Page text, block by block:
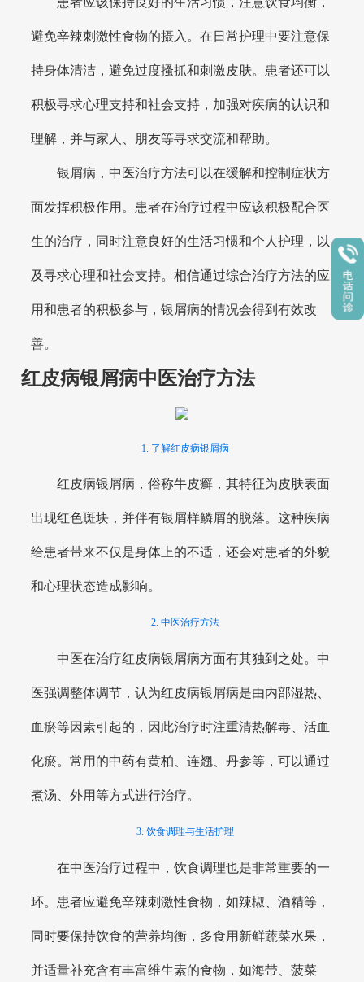
避免辛辣刺激性食物的摄入。在日常护理中要注意保
持身体清洁，避免过度搔抓和刺激皮肤。患者还可以
积极寻求心理支持和社会支持，加强对疾病的认识和
理解，并与家人、朋友等寻求交流和帮助。
银屑病，中医治疗方法可以在缓解和控制症状方
面发挥积极作用。患者在治疗过程中应该积极配合医
生的治疗，同时注意良好的生活习惯和个人护理，以
及寻求心理和社会支持。相信通过综合治疗方法的应
用和患者的积极参与，银屑病的情况会得到有效改
善。
红皮病银屑病中医治疗方法
1. 了解红皮病银屑病
红皮病银屑病，俗称牛皮癣，其特征为皮肤表面
出现红色斑块，并伴有银屑样鳞屑的脱落。这种疾病
给患者带来不仅是身体上的不适，还会对患者的外貌
和心理状态造成影响。
2. 中医治疗方法
中医在治疗红皮病银屑病方面有其独到之处。中
医强调整体调节，认为红皮病银屑病是由内部湿热、
血瘀等因素引起的，因此治疗时注重清热解毒、活血
化瘀。常用的中药有黄柏、连翘、丹参等，可以通过
煮汤、外用等方式进行治疗。
3. 饮食调理与生活护理
在中医治疗过程中，饮食调理也是非常重要的一
环。患者应避免辛辣刺激性食物，如辣椒、酒精等，
同时要保持饮食的营养均衡，多食用新鲜蔬菜水果，
并适量补充含有丰富维生素的食物，如海带、菠菜